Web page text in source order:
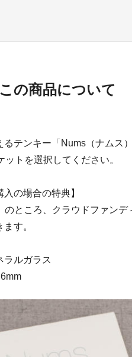
この商品について
るテンキー「Nums（ナムス
トを選択してください。
の場合の特典】
ところ、クラウドファンデ
す。
ラルガラス